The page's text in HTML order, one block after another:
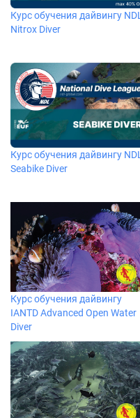
Курс обучения дайвингу NDL
Nitrox Diver
Курс обучения дайвингу NDL
Seabike Diver
Курс обучения дайвингу
IANTD Advanced Open Water
Diver